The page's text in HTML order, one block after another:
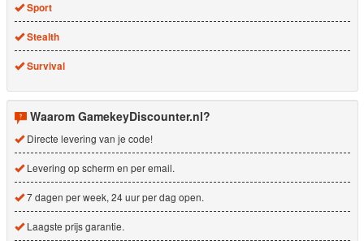
Sport
Stealth
Survival
Waarom GamekeyDiscounter.nl?
Directe levering van je code!
Levering op scherm en per email.
7 dagen per week, 24 uur per dag open.
Laagste prijs garantie.